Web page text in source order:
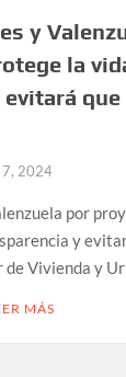
y
la
7, 2024
por
y
Vivienda y
MÁS